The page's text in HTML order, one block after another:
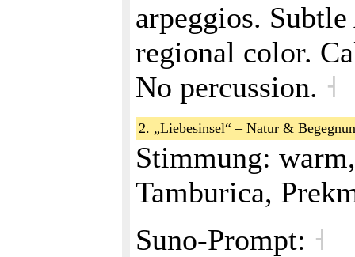
arpeggios.
regional color.
No percussion. ˧
2. „Liebesinsel“ – Natur &
Stimmung:
Tamburica,
Suno‑Prompt: ˧